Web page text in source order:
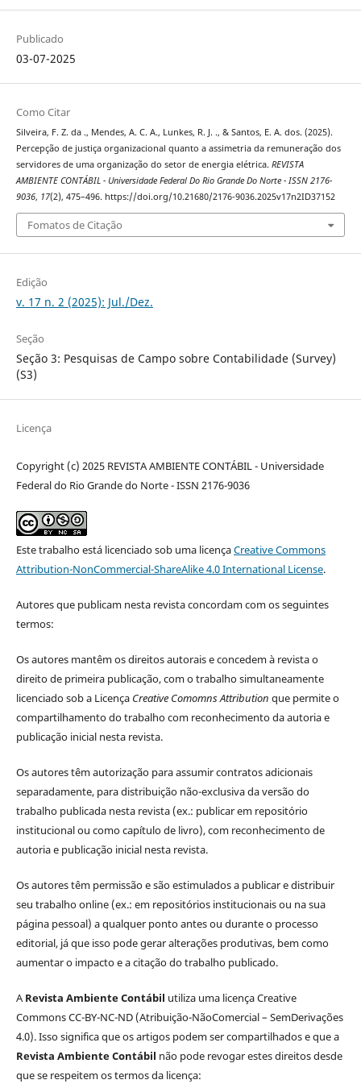
Publicado
03-07-2025
Como Citar
Silveira, F. Z. da ., Mendes, A. C. A., Lunkes, R. J. ., & Santos, E. A. dos. (2025).
Percepção de justiça organizacional quanto a assimetria da remuneração dos
servidores de uma organização do setor de energia elétrica. REVISTA
AMBIENTE CONTÁBIL - Universidade Federal Do Rio Grande Do Norte - ISSN 2176-
9036, 17(2), 475–496. https://doi.org/10.21680/2176-9036.2025v17n2ID37152
Fomatos de Citação
Edição
v. 17 n. 2 (2025): Jul./Dez.
Seção
Seção 3: Pesquisas de Campo sobre Contabilidade (Survey)
(S3)
Licença
Copyright (c) 2025 REVISTA AMBIENTE CONTÁBIL - Universidade
Federal do Rio Grande do Norte - ISSN 2176-9036
Este trabalho está licenciado sob uma licençaCreative Commons
Attribution-NonCommercial-ShareAlike 4.0 International License.
Autores que publicam nesta revista concordam com os seguintes
termos:
Os autores mantêm os direitos autorais e concedem à revista o
direito de primeira publicação, com o trabalho simultaneamente
licenciado sob a Licença Creative Comomns Attribution que permite o
compartilhamento do trabalho com reconhecimento da autoria e
publicação inicial nesta revista.
Os autores têm autorização para assumir contratos adicionais
separadamente, para distribuição não-exclusiva da versão do
trabalho publicada nesta revista (ex.: publicar em repositório
institucional ou como capítulo de livro), com reconhecimento de
autoria e publicação inicial nesta revista.
Os autores têm permissão e são estimulados a publicar e distribuir
seu trabalho online (ex.: em repositórios institucionais ou na sua
página pessoal) a qualquer ponto antes ou durante o processo
editorial, já que isso pode gerar alterações produtivas, bem como
aumentar o impacto e a citação do trabalho publicado.
ARevista Ambiente Contábil utiliza uma licença Creative
Commons CC-BY-NC-ND (Atribuição-NãoComercial – SemDerivações
4.0). Isso significa que os artigos podem ser compartilhados e que a
Revista Ambiente Contábil não pode revogar estes direitos desde
que se respeitem os termos da licença: